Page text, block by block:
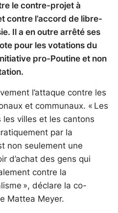
le contre-projet à
contre l’accord de libre-
Il a en outre arrêté ses
pour les votations du
pro-Poutine et non
l’attaque contre les
et communaux. « Les
villes et les cantons
par la
non seulement une
d’achat des gens qui
contre la
», déclare la co-
Mattea Meyer.